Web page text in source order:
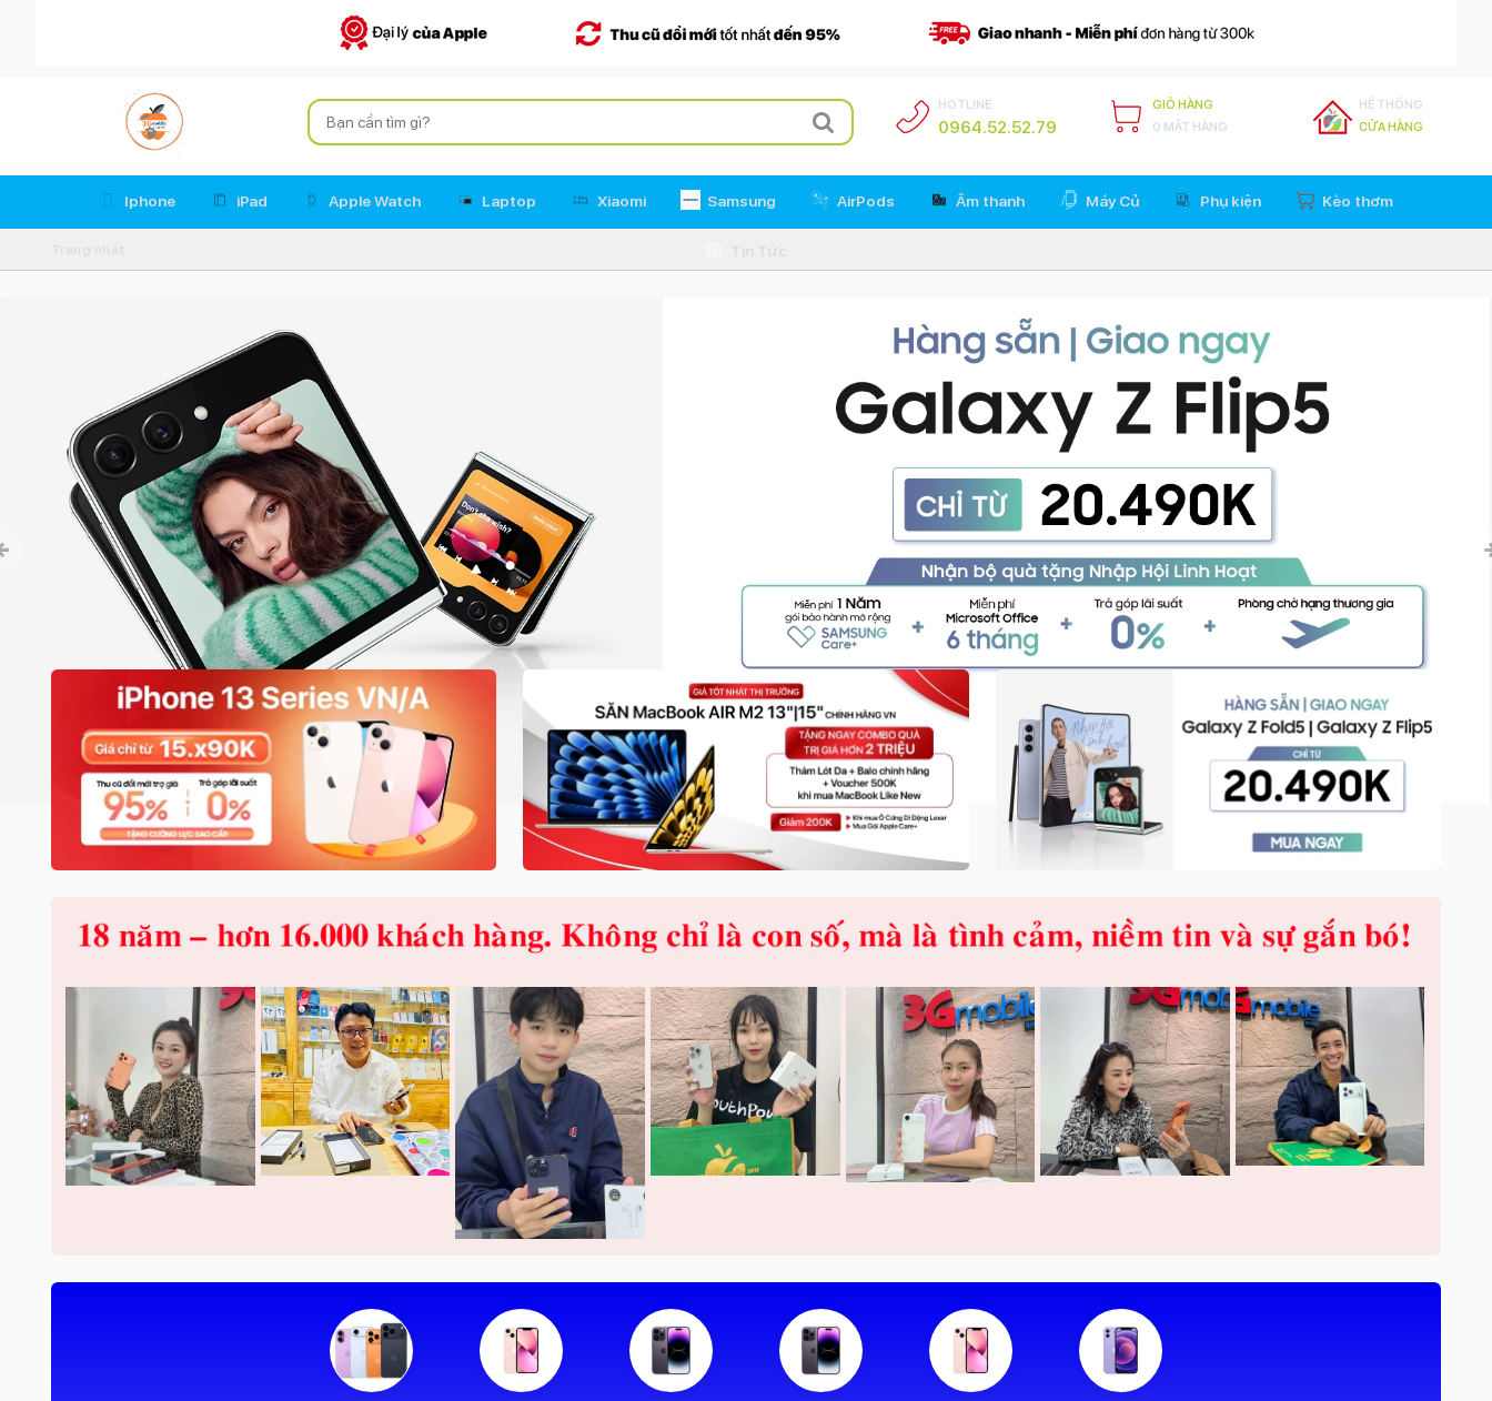
HOTLINE
0964.52.52.79
GIỎ HÀNG
0 MẶT HÀNG
HỆ THỐNG
CỬA HÀNG
Iphone iPad Apple Watch Laptop Xiaomi Samsung AirPods Âm thanh Máy Củ Phụ kiện Kèo thơm
Tin Tức
Trang nhất